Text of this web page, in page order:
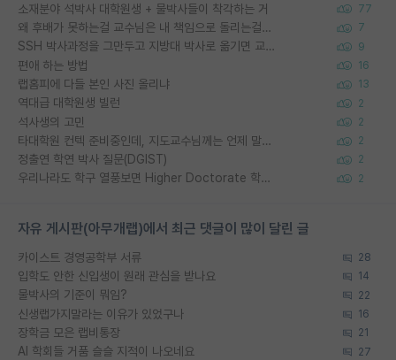
소재분야 석박사 대학원생 + 물박사들이 착각하는 거 77
왜 후배가 못하는걸 교수님은 내 책임으로 돌리는걸까요? 7
SSH 박사과정을 그만두고 지방대 박사로 옮기면 교수의 꿈은 끝일까요? 9
편애 하는 방법 16
랩홈피에 다들 본인 사진 올리냐 13
역대급 대학원생 빌런 2
석사생의 고민 2
타대학원 컨텍 준비중인데, 지도교수님께는 언제 말씀드려야 할까요? 2
정출연 학연 박사 질문(DGIST) 2
우리나라도 학구 열풍보면 Higher Doctorate 학위가 필요하다고 봅니다. 2
자유 게시판(아무개랩)에서 최근 댓글이 많이 달린 글
카이스트 경영공학부 서류 28
입학도 안한 신입생이 원래 관심을 받나요 14
물박사의 기준이 뭐임? 22
신생랩가지말라는 이유가 있었구나 16
장학금 모은 랩비통장 21
AI 학회들 거품 슬슬 지적이 나오네요 27